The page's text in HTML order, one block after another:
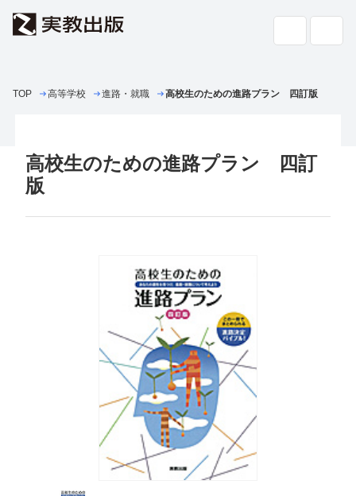
検索
高校教科書・副教材
会社案内
個人情報・特定個人情報の取り扱い
教科書採択の公正確保に関する基本方針
TOP 高等学校 進路・就職 高校生のための進路プラン 四訂版
高校生のための進路プラン 四訂
版